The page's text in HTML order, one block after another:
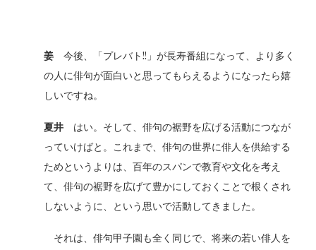
姜 今後、「プレバト!!」が長寿番組になって、より多く
の人に俳句が面白いと思ってもらえるようになったら嬉
しいですね。
夏井 はい。そして、俳句の裾野を広げる活動につなが
っていけばと。これまで、俳句の世界に俳人を供給する
ためというよりは、百年のスパンで教育や文化を考え
て、俳句の裾野を広げて豊かにしておくことで根くされ
しないように、という思いで活動してきました。
それは、俳句甲子園も全く同じで、将来の若い俳人を